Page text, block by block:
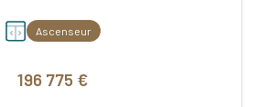
Ascenseur
196 775 €